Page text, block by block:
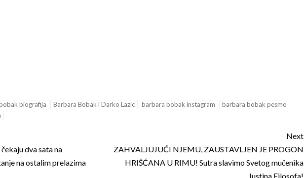
biografija Barbara Bobak i Darko Lazic barbara bobak instagram
barbara bobak pesme
dva sata na
na ostalim prelazima
Next
ZAHVALJUJUĆI NJEMU, ZAUSTAVLJEN JE PROGON
HRIŠĆANA U RIMU! Sutra slavimo Svetog mučenika
Justina Filosofa!